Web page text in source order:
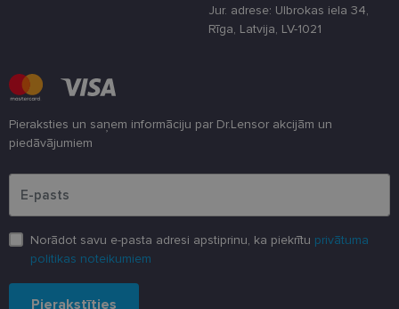
Jur. adrese: Ulbrokas iela 34,
Rīga, Latvija, LV-1021
Pieraksties un saņem informāciju par Dr.Lensor akcijām un
piedāvājumiem
Norādot savu e-pasta adresi apstiprinu, ka piekrītu privātuma
politikas noteikumiem
Pierakstīties
lietotāja
country_ok
clientId
www.lensor.eu 1 gads
piešķirot
klienta
To izmanto,